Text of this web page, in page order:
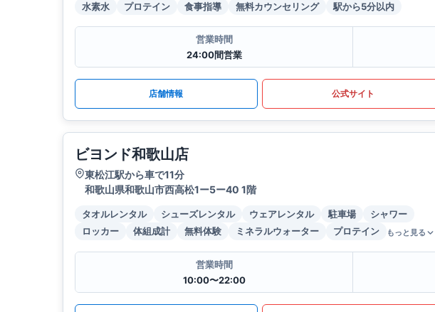
水素水
プロテイン 食事指導 無料カウンセリング 駅から5分以内
営業時間
24:00間営業
店舗情報 公式サイト
ビヨンド和歌山店
東松江駅から車で11分
和歌山県和歌山市西高松1ー5ー40 1階
タオルレンタル シューズレンタル ウェアレンタル 駐車場
シャワー
ロッカー
体組成計 無料体験 ミネラルウォーター プロテイン もっと見る
営業時間
10:00〜22:00